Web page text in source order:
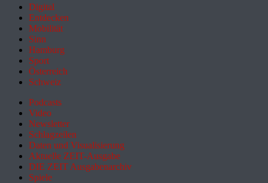
Digital
Entdecken
Mobilität
Sinn
Hamburg
Sport
Österreich
Schweiz
Podcasts
Video
Newsletter
Schlagzeilen
Daten und Visualisierung
Aktuelle ZEIT-Ausgabe
DIE ZEIT Ausgabenarchiv
Spiele